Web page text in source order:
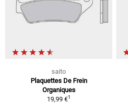
saito
Plaquettes De Frein
Organiques
19,99 €1